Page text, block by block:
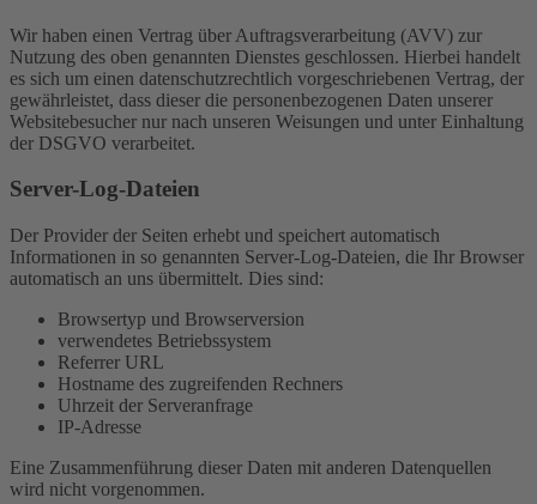
Wir haben einen Vertrag über Auftragsverarbeitung (AVV) zur
Nutzung des oben genannten Dienstes geschlossen. Hierbei handelt
es sich um einen datenschutzrechtlich vorgeschriebenen Vertrag, der
gewährleistet, dass dieser die personenbezogenen Daten unserer
Websitebesucher nur nach unseren Weisungen und unter Einhaltung
der DSGVO verarbeitet.
Server-Log-Dateien
Der Provider der Seiten erhebt und speichert automatisch
Informationen in so genannten Server-Log-Dateien, die Ihr Browser
automatisch an uns übermittelt. Dies sind:
Browsertyp und Browserversion
verwendetes Betriebssystem
Referrer URL
Hostname des zugreifenden Rechners
Uhrzeit der Serveranfrage
IP-Adresse
Eine Zusammenführung dieser Daten mit anderen Datenquellen
wird nicht vorgenommen.